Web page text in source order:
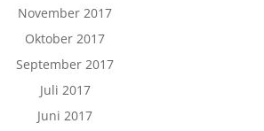
November 2017
Oktober 2017
September 2017
Juli 2017
Juni 2017